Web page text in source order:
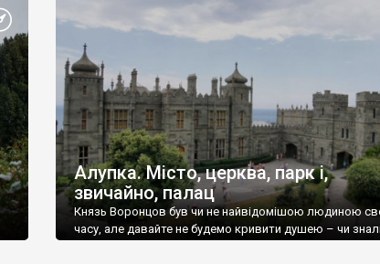
Алупка. Місто, церква, парк і,
звичайно, палац
Князь Воронцов був чи не найвідомішою людиною
часу, але давайте не будемо кривити душею – чи